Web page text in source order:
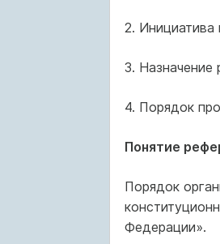
2. Инициатива
3. Назначение
4. Порядок
Понятие
Порядок
Федерации».